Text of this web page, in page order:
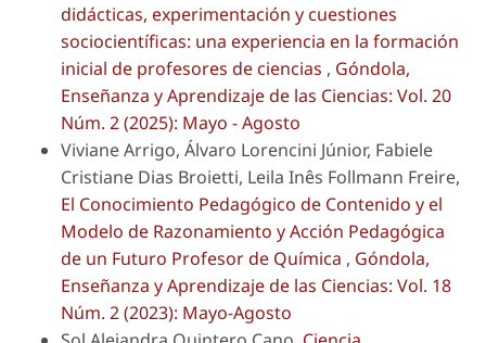
didácticas, experimentación y cuestiones
sociocientíficas: una experiencia en la formación
inicial de profesores de ciencias , Góndola,
Enseñanza y Aprendizaje de las Ciencias: Vol. 20
Núm. 2 (2025): Mayo - Agosto
Viviane Arrigo, Álvaro Lorencini Júnior, Fabiele
Cristiane Dias Broietti, Leila Inês Follmann Freire,
El Conocimiento Pedagógico de Contenido y el
Modelo de Razonamiento y Acción Pedagógica
de un Futuro Profesor de Química , Góndola,
Enseñanza y Aprendizaje de las Ciencias: Vol. 18
Núm. 2 (2023): Mayo-Agosto